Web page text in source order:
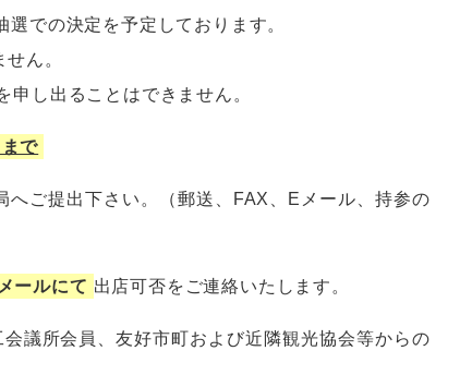
での決定を予定しております。
ん。
し出ることはできません。
で
へご提出下さい。（郵送、FAX、Eメール、持参の
ールにて 出店可否をご連絡いたします。
所会員、友好市町および近隣観光協会等からの